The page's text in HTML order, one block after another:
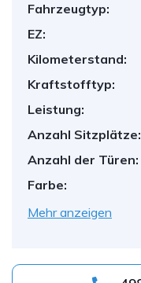
Fahrzeugtyp:
EZ:
Kilometerstand:
Kraftstofftyp:
Leistung:
Anzahl Sitzplätze:
Anzahl der Türen:
Farbe:
Mehr anzeigen